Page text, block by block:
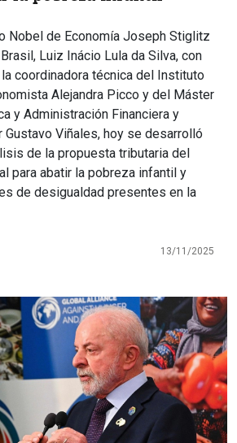
Nobel de Economía Joseph Stiglitz
Luiz Inácio Lula da Silva, con
coordinadora técnica del Instituto
Alejandra Picco y del Máster
y Administración Financiera y
Gustavo Viñales, hoy se desarrolló
de la propuesta tributaria del
para abatir la pobreza infantil y
de desigualdad presentes en la
13/11/2025